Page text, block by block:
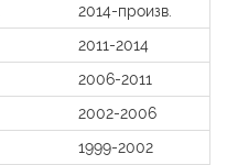
2014-произв.
2011-2014
2006-2011
2002-2006
1999-2002